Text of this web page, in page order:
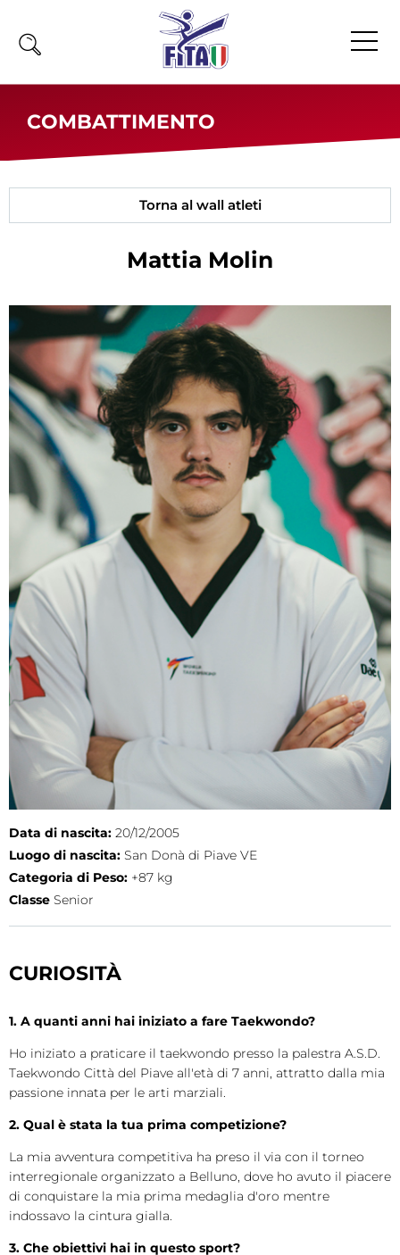
Atleti Combattimento
Atleti Poomsae e Freestyle
Atleti Parataekwondo
Competizioni
Tesseramento
Licenze WT
Formazione
Amministrazione
Salute
Rivista Olympic Dream
Links
Mappa del sito
Photogallery
Videogallery
Cookie policy
Cerca
Feed
Dove siamo
Fita HUB
COMBATTIMENTO
Torna al wall atleti
Mattia Molin
Data di nascita: 20/12/2005
Luogo di nascita: San Donà di Piave VE
Categoria di Peso: +87 kg
Classe Senior
CURIOSITÀ
1. A quanti anni hai iniziato a fare Taekwondo?
Ho iniziato a praticare il taekwondo presso la palestra A.S.D.
Taekwondo Città del Piave all'età di 7 anni, attratto dalla mia
passione innata per le arti marziali.
2. Qual è stata la tua prima competizione?
La mia avventura competitiva ha preso il via con il torneo
interregionale organizzato a Belluno, dove ho avuto il piacere
di conquistare la mia prima medaglia d'oro mentre
indossavo la cintura gialla.
3. Che obiettivi hai in questo sport?